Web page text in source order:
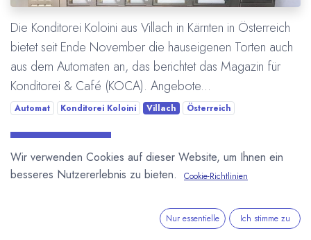
Die Konditorei Koloini aus Villach in Kärnten in Österreich
bietet seit Ende November die hauseigenen Torten auch
aus dem Automaten an, das berichtet das Magazin für
Konditorei & Café (KOCA). Angebote...
Automat Konditorei Koloini Villach Österreich
ÜBER UNS
In unserem Blog berichten wir über die große weite Welt von
Wir verwenden Cookies auf dieser Website, um Ihnen ein
besseres Nutzererlebnis zu bieten.
Cookie-Richtlinien
Nur essentielle Ich stimme zu